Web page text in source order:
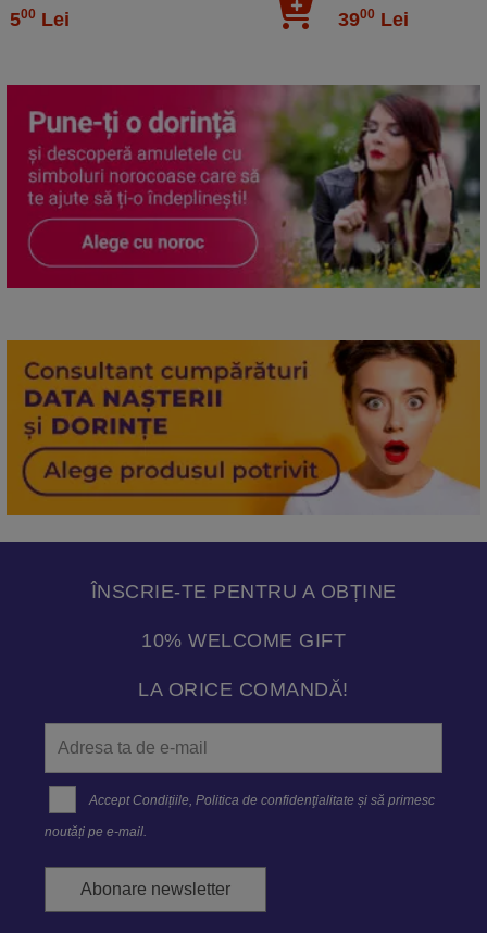
500 Lei 3900 Lei
ÎNSCRIE-TE PENTRU A OBȚINE
10% WELCOME GIFT
LA ORICE COMANDĂ!
Accept Condițiile,Politica de confidenţialitate și să primesc
noutăți pe e-mail.
Abonare newsletter